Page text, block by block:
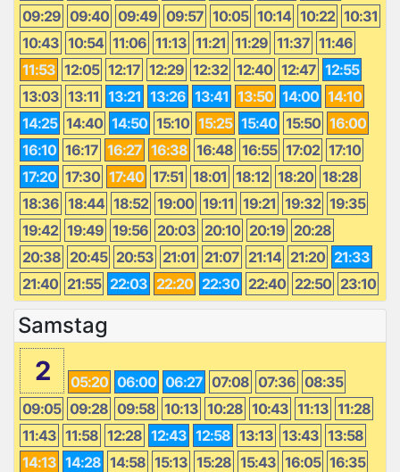
09:29 09:40 09:49 09:57 10:05 10:14 10:22 10:31
10:43 10:54 11:06 11:13 11:21 11:29 11:37 11:46
11:53 12:05 12:17 12:29 12:32 12:40 12:47 12:55
13:03 13:11 13:21 13:26 13:41 13:50 14:00 14:10
14:25 14:40 14:50 15:10 15:25 15:40 15:50 16:00
16:10 16:17 16:27 16:38 16:48 16:55 17:02 17:10
17:20 17:30 17:40 17:51 18:01 18:12 18:20 18:28
18:36 18:44 18:52 19:00 19:11 19:21 19:32 19:35
19:42 19:49 19:56 20:03 20:10 20:19 20:28
20:38 20:45 20:53 21:01 21:07 21:14 21:20 21:33
21:40 21:55 22:03 22:20 22:30 22:40 22:50 23:10
Samstag
2 05:20 06:00 06:27 07:08 07:36 08:35
09:05 09:28 09:58 10:13 10:28 10:43 11:13 11:28
11:43 11:58 12:28 12:43 12:58 13:13 13:43 13:58
14:13 14:28 14:58 15:13 15:28 15:43 16:05 16:35